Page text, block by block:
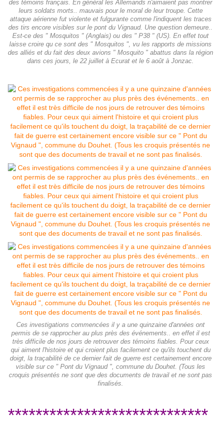
des témoins français. En général les Allemands n'aimaient pas montrer
leurs soldats morts.. mauvais pour le moral de leur troupe. Cette
attaque aérienne fut violente et fulgurante comme l'indiquent les traces
des tirs encore visibles sur le pont du Vignaud. Une question demeure..
Est-ce des " Mosquitos " (Anglais) ou des " P38 " (US). En effet tout
laisse croire qu ce sont des " Mosquitos ", vu les rapports de missions
des alliés et du fait des deux avions " Mosquito " abattus dans la région
dans ces jours, le 22 juillet à Ecurat et le 6 août à Jonzac.
Ces investigations commencées il y a une quinzaine d'années ont
permis de se rapprocher au plus près des événements.. en effet il est
très difficile de nos jours de retrouver des témoins fiables. Pour ceux
qui aiment l'histoire et qui croient plus facilement ce qu'ils touchent du
doigt, la traçabilité de ce dernier fait de guerre est certainement encore
visible sur ce " Pont du Vignaud ", commune du Douhet. (Tous les
croquis présentés ne sont que des documents de travail et ne sont pas
finalisés.
*****************************